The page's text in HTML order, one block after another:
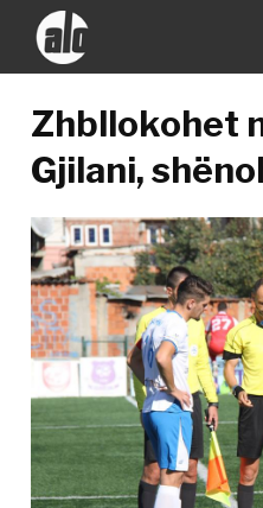
Zhbllokohet
Gjilani,